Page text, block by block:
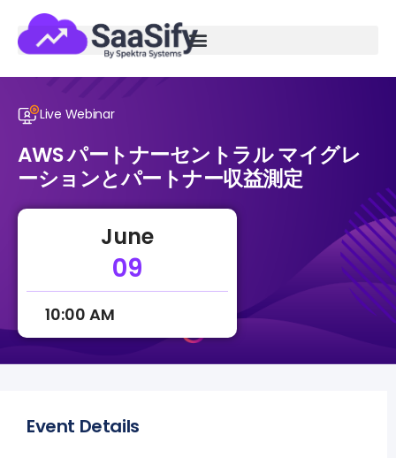
Live Webinar
AWS パートナーセントラル マイグレ
ーションとパートナー収益測定
June
09
10:00 AM
Event Details